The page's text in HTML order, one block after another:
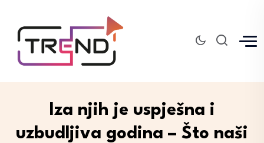
Iza njih je uspješna i
uzbudljiva godina – Što naši